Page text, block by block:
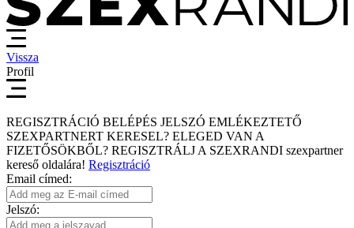
Vissza
Profil
REGISZTRÁCIÓ BELÉPÉS JELSZÓ EMLÉKEZTETŐ
SZEXPARTNERT KERESEL? ELEGED VAN A
FIZETŐSÖKBŐL? REGISZTRÁLJ A SZEXRANDI szexpartner
kereső oldalára! Regisztráció
Email címed:
Jelszó: